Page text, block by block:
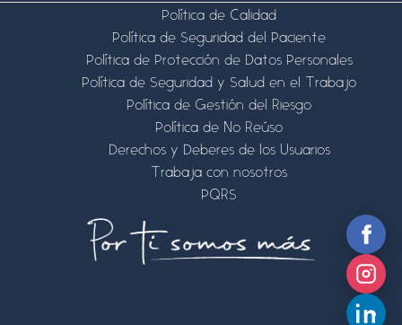
Política de Calidad
Política de Seguridad del Paciente
Política de Protección de Datos Personales
Política de Seguridad y Salud en el Trabajo
Política de Gestión del Riesgo
Política de No Reúso
Derechos y Deberes de los Usuarios
Trabaja con nosotros
PQRS